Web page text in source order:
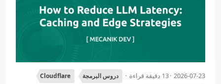
2026-07-23 13 دقيقة قراءة دروس البرمجة Cloudflare